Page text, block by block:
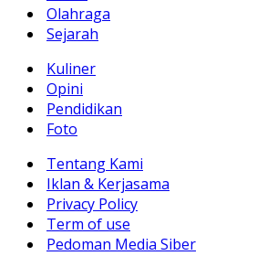
Olahraga
Sejarah
Kuliner
Opini
Pendidikan
Foto
Tentang Kami
Iklan & Kerjasama
Privacy Policy
Term of use
Pedoman Media Siber